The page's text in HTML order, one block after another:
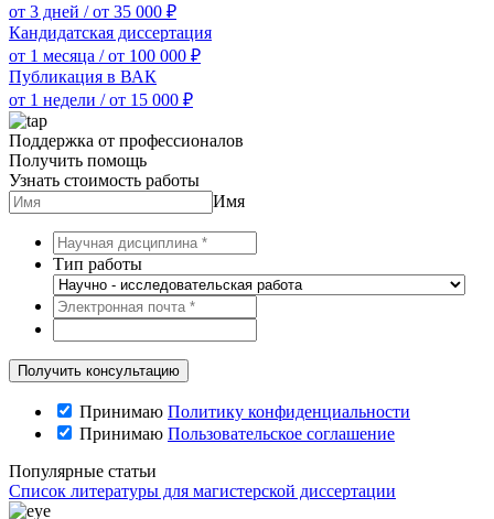
от 3 дней /от 35 000 ₽
Кандидатская диссертация
от 1 месяца /от 100 000 ₽
Публикация в ВАК
от 1 недели /от 15 000 ₽
Поддержка от профессионалов
Получить помощь
Узнать стоимость работы
Имя
Тип работы
Принимаю Политику конфиденциальности
Принимаю Пользовательское соглашение
Популярные статьи
Список литературы для магистерской диссертации